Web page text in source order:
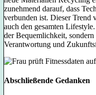
zunehmend darauf, dass
verbunden ist. Dieser Trend
auch den gesamten
der Bequemlichkeit,
Verantwortung und
Abschließende Gedanken